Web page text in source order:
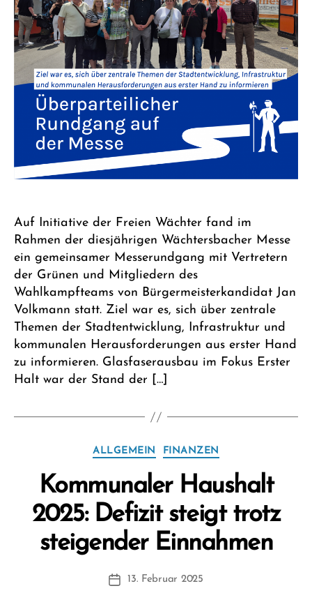
Auf Initiative der Freien Wächter fand im
Rahmen der diesjährigen Wächtersbacher Messe
ein gemeinsamer Messerundgang mit Vertretern
der Grünen und Mitgliedern des
Wahlkampfteams von Bürgermeisterkandidat Jan
Volkmann statt. Ziel war es, sich über zentrale
Themen der Stadtentwicklung, Infrastruktur und
kommunalen Herausforderungen aus erster Hand
zu informieren. Glasfaserausbau im Fokus Erster
Halt war der Stand der […]
Kategorien
ALLGEMEIN FINANZEN
Kommunaler Haushalt
2025: Defizit steigt trotz
steigender Einnahmen
Beitragsautor
o
F
Beitragsdatum
13. Februar 2025